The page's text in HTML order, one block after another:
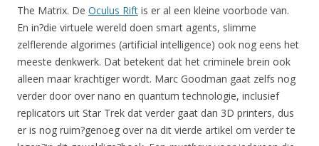
The Matrix. De Oculus Rift is er al een kleine voorbode van.
En in?die virtuele wereld doen smart agents, slimme
zelflerende algorimes (artificial intelligence) ook nog eens het
meeste denkwerk. Dat betekent dat het criminele brein ook
alleen maar krachtiger wordt. Marc Goodman gaat zelfs nog
verder door over nano en quantum technologie, inclusief
replicators uit Star Trek dat verder gaat dan 3D printers, dus
er is nog ruim?genoeg over na dit vierde artikel om verder te